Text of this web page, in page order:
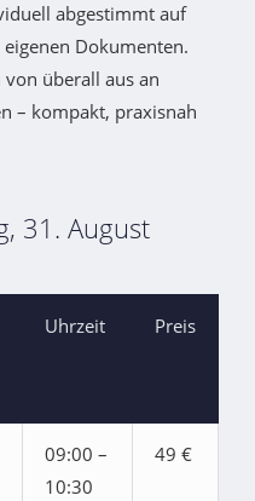
abgestimmt auf
Dokumenten.
überall aus an
– kompakt, praxisnah
31. August
Uhrzeit Preis
09:00 –
10:30
49 €